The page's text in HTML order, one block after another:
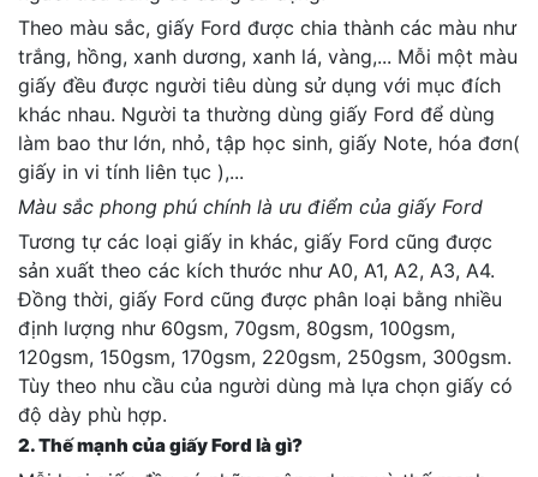
Theo màu sắc, giấy Ford được chia thành các màu như
trắng, hồng, xanh dương, xanh lá, vàng,... Mỗi một màu
giấy đều được người tiêu dùng sử dụng với mục đích
khác nhau. Người ta thường dùng giấy Ford để dùng
làm bao thư lớn, nhỏ, tập học sinh, giấy Note, hóa đơn(
giấy in vi tính liên tục ),...
Màu sắc phong phú chính là ưu điểm của giấy Ford
Tương tự các loại giấy in khác, giấy Ford cũng được
sản xuất theo các kích thước như A0, A1, A2, A3, A4.
Đồng thời, giấy Ford cũng được phân loại bằng nhiều
định lượng như 60gsm, 70gsm, 80gsm, 100gsm,
120gsm, 150gsm, 170gsm, 220gsm, 250gsm, 300gsm.
Tùy theo nhu cầu của người dùng mà lựa chọn giấy có
độ dày phù hợp.
2. Thế mạnh của giấy Ford là gì?